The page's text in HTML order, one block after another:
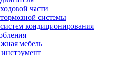
части
системы
кондиционирования
мебель